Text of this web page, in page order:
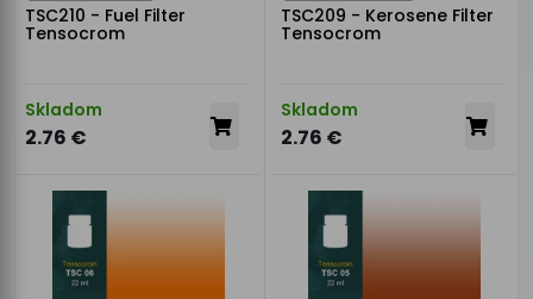
TSC210 - Fuel Filter
Tensocrom
Skladom
2.76 €
TSC209 - Kerosene Filter
Tensocrom
Skladom
2.76 €